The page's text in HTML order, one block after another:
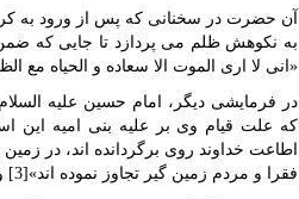
آن حضرت در سخنانی که پس از ورود به
به نکوهش ظلم می پردازد تا جایی که
«انی لا اری الموت الا سعاده و الحیاه مع
در فرمایشی دیگر، امام حسین عليه
که علت قیام وی بر علیه بنی امیه این
اطاعت خداوند روی برگردانده اند، در زمین
فقرا و مردم زمین گیر تجاوز نموده اند»[3] و وی برای قیام برای چنین فرد ظالم و ستمکاری اولویت دارد.